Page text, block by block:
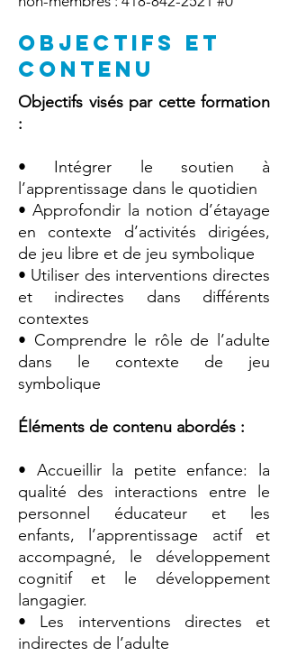
OBJECTIFS ET
CONTENU
Objectifs visés par cette formation
:
• Intégrer le soutien à
l’apprentissage dans le quotidien
• Approfondir la notion d’étayage
en contexte d’activités dirigées,
de jeu libre et de jeu symbolique
• Utiliser des interventions directes
et indirectes dans différents
contextes
• Comprendre le rôle de l’adulte
dans le contexte de jeu
symbolique
Éléments de contenu abordés :
• Accueillir la petite enfance: la
qualité des interactions entre le
personnel éducateur et les
enfants, l’apprentissage actif et
accompagné, le développement
cognitif et le développement
langagier.
• Les interventions directes et
indirectes de l’adulte